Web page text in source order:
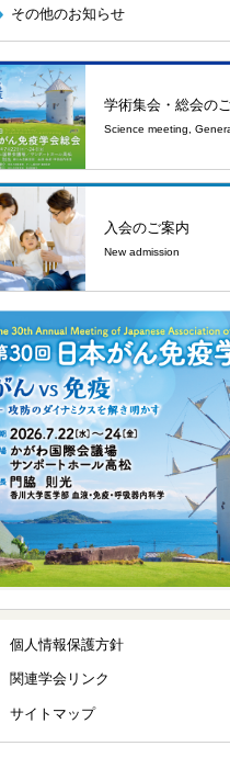
その他のお知らせ
学術集会・総会の
Science meeting,
入会のご案内
New admission
個人情報保護方針
関連学会リンク
サイトマップ